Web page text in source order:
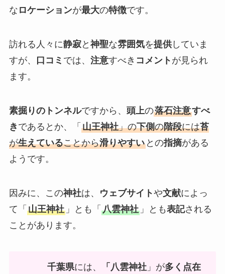
な ロケーションが最大の特徴です。
訪れる人々に静寂と 神聖な雰囲気を提供していま
すが、
口コミ では、 注意すべき コメント が見られ
ます。
素掘りのトンネルですから、 頭上の落石注意すべ
き であるとか、「 山王神社」の下側の階段には苔
が生えていることから滑りやすいとの指摘がある
ようです。
因みに、この神社は、 ウェブサイトや文献によっ
て「 山王神社」とも「 八雲神社」とも表記される
ことがあります。
千葉県には、 「八雲神社 」が多く点在